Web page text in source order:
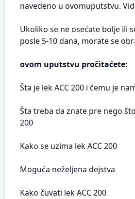
navedeno u ovomuputstvu.
Ukoliko se ne osećate bolje ili
posle 5-10 dana, morate se
ovom uputstvu pročitaćete:
Šta je lek ACC 200 i čemu je
Šta treba da znate pre nego
200
Kako se uzima lek ACC 200
Moguća neželjena dejstva
Kako čuvati lek ACC 200